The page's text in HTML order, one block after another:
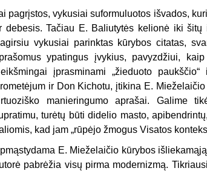
pagrįstos, vykusiai suformuluotos išvados,
debesis. Tačiau E. Baliutytės kelionė iki
vykusiai parinktas kūrybos citatas,
ypatingus įvykius, pavyzdžiui,
įprasminami „žieduoto
ir Don Kichotu, įtikina E.
manieringumo aprašai. Galime
turėtų būti didelio masto,
kad jam „rūpėjo žmogus Visatos
E. Mieželaičio kūrybos
pabrėžia visų pirma modernizmą.